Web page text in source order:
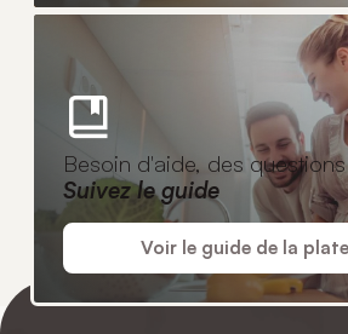
Besoin d'aide, des
Suivez le guide
Voir le guide de la